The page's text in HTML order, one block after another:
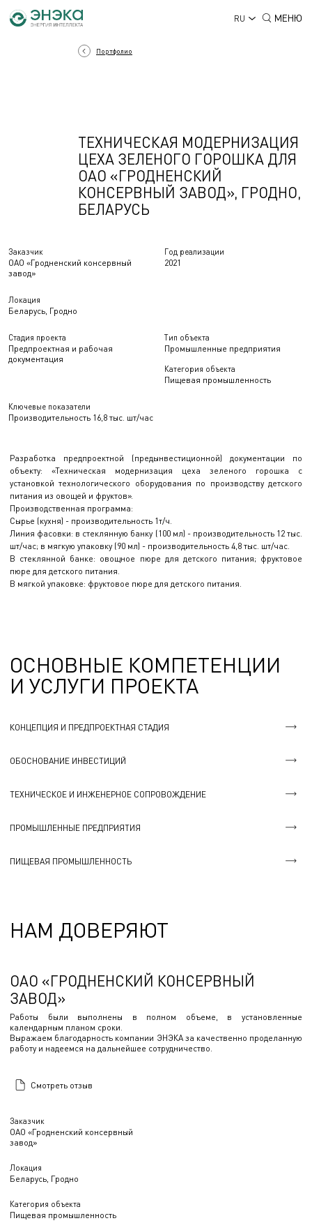
RU МЕНЮ
Заказчик
ОАО «Гродненский консервный
завод»
Год реализации
2021
Локация
Беларусь, Гродно
Стадия проекта
Предпроектная и рабочая
документация
Тип объекта
Промышленные предприятия
Категория объекта
Пищевая промышленность
Ключевые показатели
Производительность 16,8 тыс. шт/час
Портфолио
ТЕХНИЧЕСКАЯ МОДЕРНИЗАЦИЯ
ЦЕХА ЗЕЛЕНОГО ГОРОШКА ДЛЯ
ОАО «ГРОДНЕНСКИЙ
КОНСЕРВНЫЙ ЗАВОД», ГРОДНО,
БЕЛАРУСЬ
Разработка предпроектной (предынвестиционной) документации по
объекту: «Техническая модернизация цеха зеленого горошка с
установкой технологического оборудования по производству детского
питания из овощей и фруктов».
Производственная программа:
Сырье (кухня) - производительность 1т/ч.
Линия фасовки: в стеклянную банку (100 мл) - производительность 12 тыс.
шт/час; в мягкую упаковку (90 мл) - производительность 4,8 тыс. шт/час.
В стеклянной банке: овощное пюре для детского питания; фруктовое
пюре для детского питания.
В мягкой упаковке: фруктовое пюре для детского питания.
ОСНОВНЫЕ КОМПЕТЕНЦИИ
И УСЛУГИ ПРОЕКТА
КОНЦЕПЦИЯ И ПРЕДПРОЕКТНАЯ СТАДИЯ
ОБОСНОВАНИЕ ИНВЕСТИЦИЙ
ТЕХНИЧЕСКОЕ И ИНЖЕНЕРНОЕ СОПРОВОЖДЕНИЕ
ПРОМЫШЛЕННЫЕ ПРЕДПРИЯТИЯ
ПИЩЕВАЯ ПРОМЫШЛЕННОСТЬ
НАМ ДОВЕРЯЮТ
Заказчик
ОАО «Гродненский консервный
завод»
Локация
Беларусь, Гродно
Категория объекта
Пищевая промышленность
ОАО «ГРОДНЕНСКИЙ КОНСЕРВНЫЙ
ЗАВОД»
Работы были выполнены в полном объеме, в установленные
календарным планом сроки.
Выражаем благодарность компании ЭНЭКА за качественно проделанную
работу и надеемся на дальнейшее сотрудничество.
Смотреть отзыв